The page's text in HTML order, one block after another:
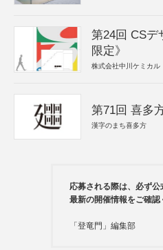
第24回 CSデ
限定》
株式会社中川ケミカル
第71回 喜多
漢字のまち喜多方
応募される際は、必ず
最新の開催情報をご確認
「登竜門」編集部